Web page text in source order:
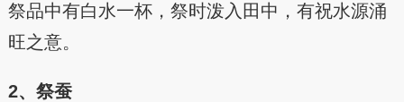
祭品中有白水一杯，祭时泼入田中，有祝水源涌
旺之意。
2、祭蚕